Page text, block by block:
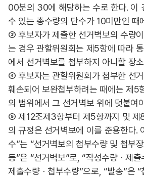
00분의 30에 해당하는 수로 한다. 이
수 있는 총수량의 단수가 10미만인 때
③ 후보자가 제출한 선거벽보의 수량
는 경우 관할위원회는 제5항에 따라
에서 선거벽보를 첩부하지 아니할 장
④ 후보자는 관할위원회가 첩부한 선
훼손되어 보완첩부하려는 때에는 제5
의 범위에서 그 선거벽보 위에 덧붙여
⑤ 제12조제3항부터 제5항까지 및 제
의 규정은 선거벽보에 이를 준용한다.
수”는 “선거벽보의 첩부수량 및 첩부
등”은 “선거벽보”로, “작성수량ㆍ제출
제출수량ㆍ첩부수량”으로, “발송”은 “